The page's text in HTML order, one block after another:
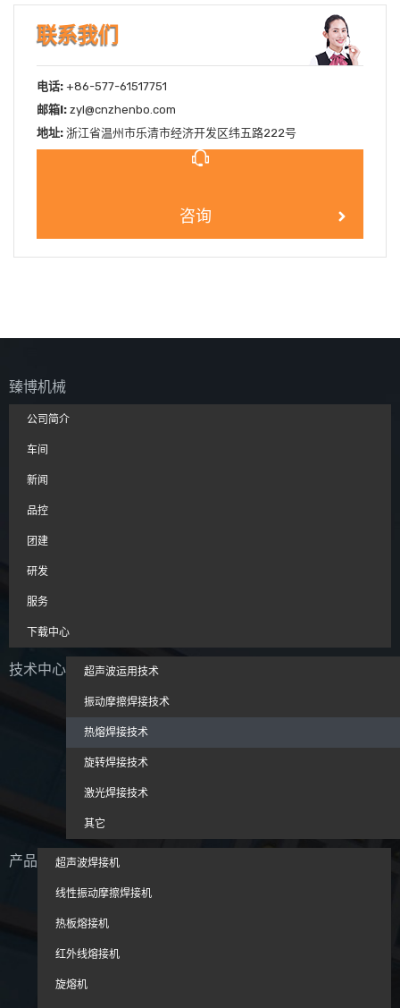
联系我们
电话: +86-577-61517751
邮箱l: zyl@cnzhenbo.com
地址: 浙江省温州市乐清市经济开发区纬五路222号
咨询
臻博机械
公司简介
车间
新闻
品控
团建
研发
服务
下载中心
技术中心 超声波运用技术
振动摩擦焊接技术
热熔焊接技术
旋转焊接技术
激光焊接技术
其它
产品 超声波焊接机
线性振动摩擦焊接机
热板熔接机
红外线熔接机
旋熔机